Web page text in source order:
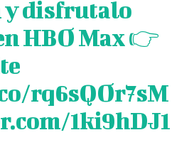
y disfrutalo
HBO Max 👉
rq6sQOr7sM
1ki9hDJ1